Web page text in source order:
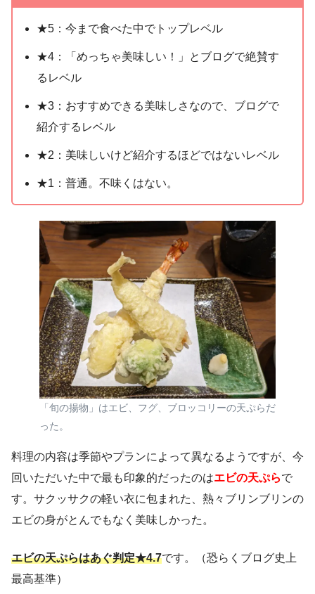
★5：今まで食べた中でトップレベル
★4：「めっちゃ美味しい！」とブログで絶賛す
るレベル
★3：おすすめできる美味しさなので、ブログで
紹介するレベル
★2：美味しいけど紹介するほどではないレベル
★1：普通。不味くはない。
「旬の揚物」はエビ、フグ、ブロッコリーの天ぷらだ
った。
料理の内容は季節やプランによって異なるようですが、今
回いただいた中で最も印象的だったのはエビの天ぷらで
す。サクッサクの軽い衣に包まれた、熱々ブリンブリンの
エビの身がとんでもなく美味しかった。
エビの天ぷらはあぐ判定★4.7です。（恐らくブログ史上
最高基準）